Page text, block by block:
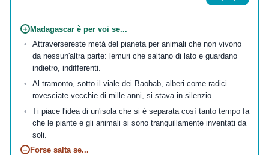
+ Madagascar è per voi se...
Attraversereste metà del pianeta per animali che non vivono
da nessun'altra parte: lemuri che saltano di lato e guardano
indietro, indifferenti.
Al tramonto, sotto il viale dei Baobab, alberi come radici
rovesciate vecchie di mille anni, si stava in silenzio.
Ti piace l'idea di un'isola che si è separata così tanto tempo fa
che le piante e gli animali si sono tranquillamente inventati da
soli.
− Forse salta se...